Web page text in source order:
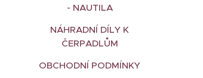
- NAUTILA
NÁHRADNÍ DÍLY K
ČERPADLŮM
OBCHODNÍ PODMÍNKY